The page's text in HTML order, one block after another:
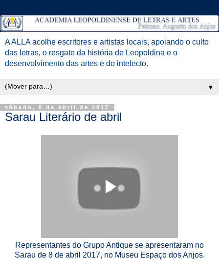
A ALLA acolhe escritores e artistas locais, apoiando o culto
das letras, o resgate da história de Leopoldina e o
desenvolvimento das artes e do intelecto.
▼
sábado, 8 de abril de 2017
Sarau Literário de abril
Representantes do Grupo Antique se apresentaram no
Sarau de 8 de abril 2017, no Museu Espaço dos Anjos.